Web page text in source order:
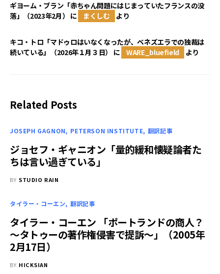
ギヨーム・ブラン「赤ちゃん問題にはじまっていたフランスの没
落」（2023年2月） に まくしむ より
キコ・トロ「マドゥロはいなくなったが、ベネズエラでの独裁は
続いている」（2026年１月３日）
に WARE_bluefield より
Related Posts
JOSEPH GAGNON PETERSON INSTITUTE 翻訳記事
ジョセフ・ギャニオン「量的緩和懐疑論者た
ちは言い過ぎている」
BY STUDIO RAIN
タイラー・コーエン 翻訳記事
タイラー・コーエン 「ポートランドの商人？
～タトゥーの著作権侵害で提訴～」（2005年
2月17日）
BY HICKSIAN